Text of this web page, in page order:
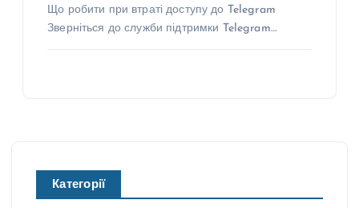
Що робити при втраті доступу до Telegram
Зверніться до служби підтримки Telegram…
Категорії